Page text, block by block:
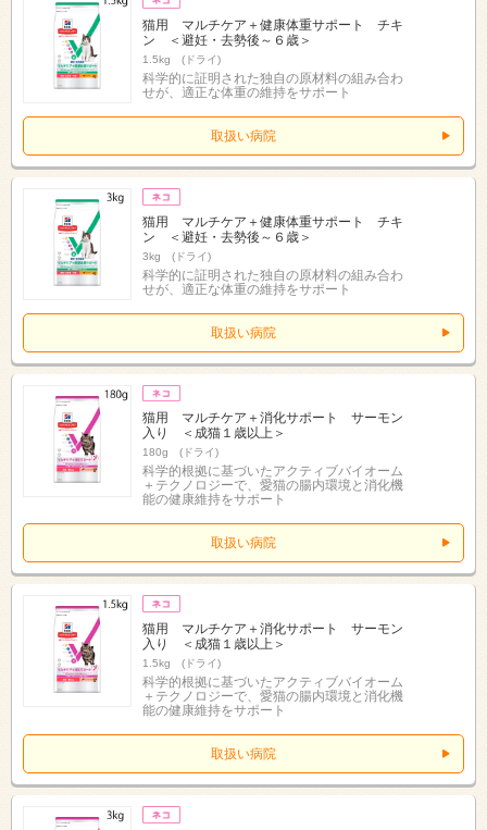
猫用 マルチケア＋健康体重サポート チキ
ン ＜避妊・去勢後～６歳＞
1.5kg (ドライ)
科学的に証明された独自の原材料の組み合わ
せが、適正な体重の維持をサポート
取扱い病院
猫用 マルチケア＋健康体重サポート チキ
ン ＜避妊・去勢後～６歳＞
3kg (ドライ)
科学的に証明された独自の原材料の組み合わ
せが、適正な体重の維持をサポート
取扱い病院
猫用 マルチケア＋消化サポート サーモン
入り ＜成猫１歳以上＞
180g (ドライ)
科学的根拠に基づいたアクティブバイオーム
＋テクノロジーで、愛猫の腸内環境と消化機
能の健康維持をサポート
取扱い病院
猫用 マルチケア＋消化サポート サーモン
入り ＜成猫１歳以上＞
1.5kg (ドライ)
科学的根拠に基づいたアクティブバイオーム
＋テクノロジーで、愛猫の腸内環境と消化機
能の健康維持をサポート
取扱い病院